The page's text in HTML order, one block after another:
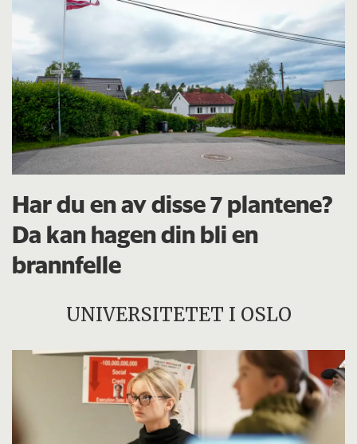
Har du en av disse 7 plantene?
Da kan hagen din bli en
brannfelle
UNIVERSITETET I OSLO